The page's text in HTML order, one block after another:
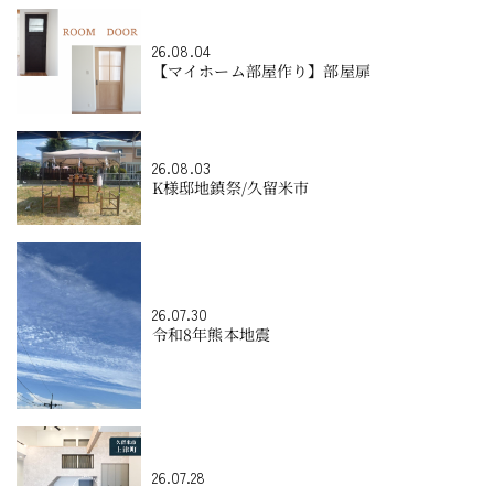
26.08.04
【マイホーム部屋作り】部屋扉
26.08.03
K様邸地鎮祭/久留米市
26.07.30
令和8年熊本地震
26.07.28